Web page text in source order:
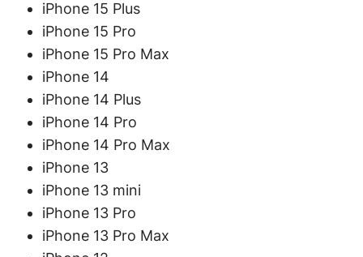
iPhone 15 Plus
iPhone 15 Pro
iPhone 15 Pro Max
iPhone 14
iPhone 14 Plus
iPhone 14 Pro
iPhone 14 Pro Max
iPhone 13
iPhone 13 mini
iPhone 13 Pro
iPhone 13 Pro Max